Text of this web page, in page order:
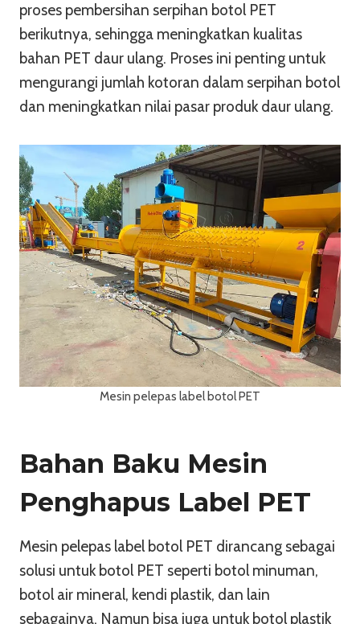
proses pembersihan serpihan botol PET
berikutnya, sehingga meningkatkan kualitas
bahan PET daur ulang. Proses ini penting untuk
mengurangi jumlah kotoran dalam serpihan botol
dan meningkatkan nilai pasar produk daur ulang.
Mesin pelepas label botol PET
Bahan Baku Mesin
Penghapus Label PET
Mesin pelepas label botol PET dirancang sebagai
solusi untuk botol PET seperti botol minuman,
botol air mineral, kendi plastik, dan lain
sebagainya. Namun bisa juga untuk botol plastik